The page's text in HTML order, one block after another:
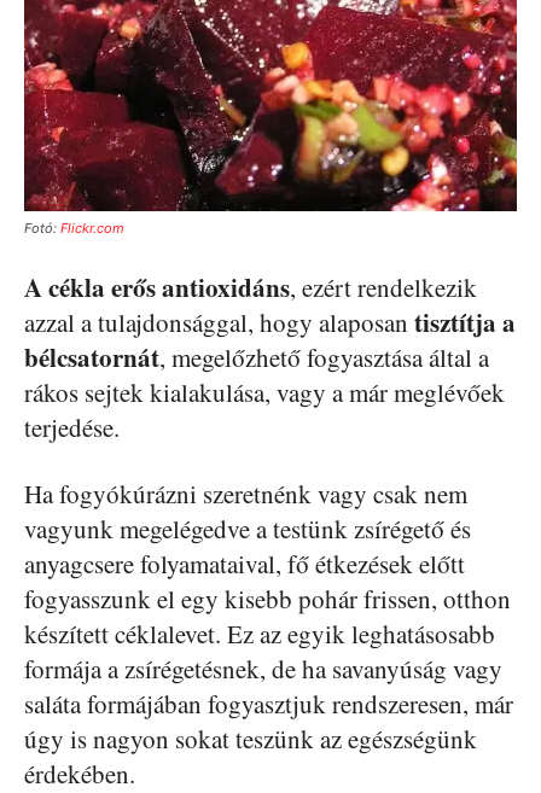
Fotó: Flickr.com
A cékla erős antioxidáns, ezért rendelkezik
azzal a tulajdonsággal, hogy alaposan tisztítja a
bélcsatornát, megelőzhető fogyasztása által a
rákos sejtek kialakulása, vagy a már meglévőek
terjedése.
Ha fogyókúrázni szeretnénk vagy csak nem
vagyunk megelégedve a testünk zsírégető és
anyagcsere folyamataival, fő étkezések előtt
fogyasszunk el egy kisebb pohár frissen, otthon
készített céklalevet. Ez az egyik leghatásosabb
formája a zsírégetésnek, de ha savanyúság vagy
saláta formájában fogyasztjuk rendszeresen, már
úgy is nagyon sokat teszünk az egészségünk
érdekében.